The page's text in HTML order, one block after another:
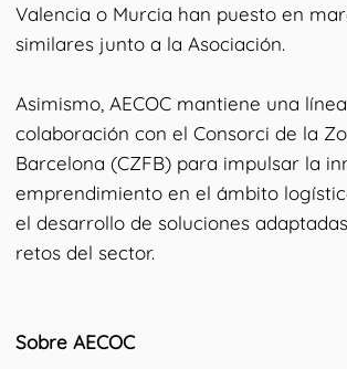
Valencia o Murcia han puesto en
similares junto a la Asociación.
Asimismo, AECOC mantiene una
colaboración con el Consorci de la
Barcelona (CZFB) para impulsar la
emprendimiento en el ámbito
el desarrollo de soluciones
retos del sector.
Sobre AECOC